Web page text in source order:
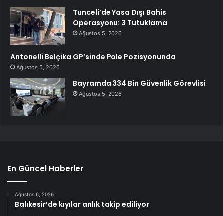
Tunceli’de Yasa Dışı Bahis
Operasyonu: 3 Tutuklama
Ağustos 5, 2026
Antonelli Belçika GP’sinde Pole Pozisyonunda
Ağustos 5, 2026
Bayramda 334 Bin Güvenlik Görevlisi
Ağustos 5, 2026
En Güncel Haberler
Ağustos 6, 2026
Balıkesir’de kıyılar anlık takip ediliyor